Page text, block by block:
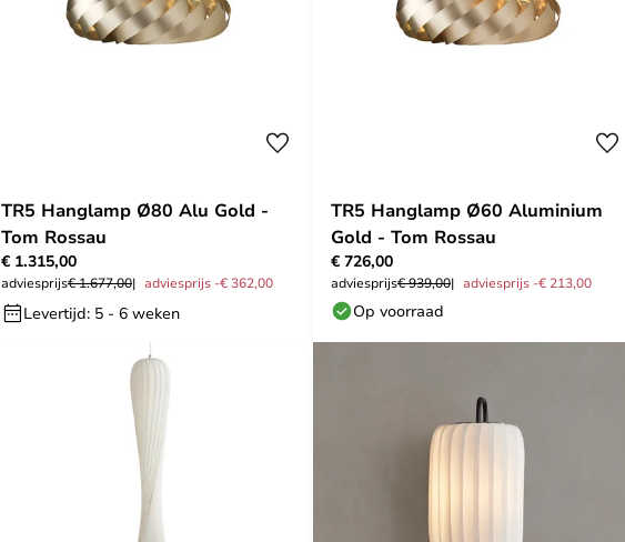
TR5 Hanglamp Ø80 Alu Gold -
Tom Rossau
€ 1.315,00
adviesprijs€ 1.677,00 adviesprijs -€ 362,00
Levertijd: 5 - 6 weken
TR5 Hanglamp Ø60 Aluminium
Gold - Tom Rossau
€ 726,00
adviesprijs€ 939,00 adviesprijs -€ 213,00
Op voorraad